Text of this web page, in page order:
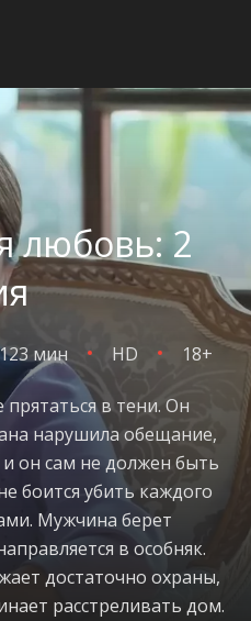
любовь: 2
123 мин HD 18+
в тени. Он
нарушила обещание,
он сам не должен быть
боится убить каждого
Мужчина берет
в особняк.
достаточно охраны,
расстреливать дом.